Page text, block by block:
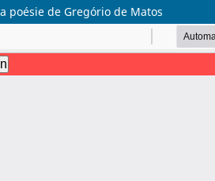
poésie de Gregório de Matos